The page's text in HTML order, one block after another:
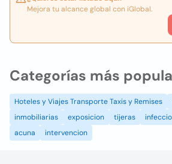
Mejora tu alcance global con iGlobal.
Categorías más
Hoteles y Viajes Transporte Taxis y Remises
inmobiliarias
exposicion tijeras
acuna
intervencion